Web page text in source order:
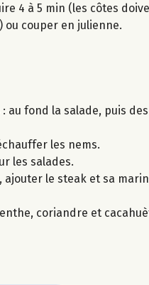
4 à 5 min (les côtes
couper en julienne.
au fond la salade, puis
les nems.
les salades.
ajouter le steak et sa
coriandre et